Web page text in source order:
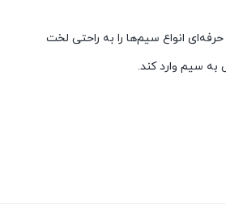
انواع سیم‌ها را به راحتی لخت
به سیم وارد کند.